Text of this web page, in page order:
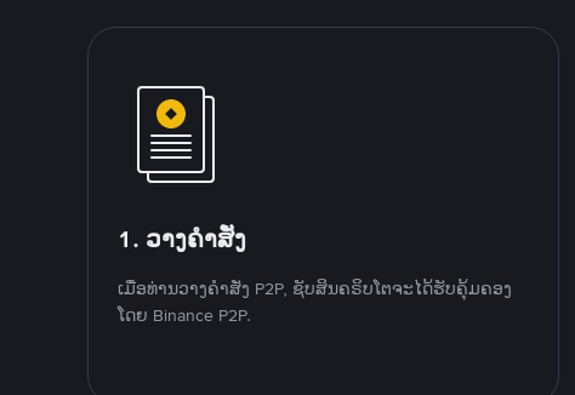
1. ວາງຄໍາສັ່ງ
ເມື່ອທ່ານວາງຄໍາສັ່ງ P2P, ຊັບສິນຄຣິບໂຕຈະໄດ້ຮັບຄຸ້ມຄອງ
ໂດຍ Binance P2P.